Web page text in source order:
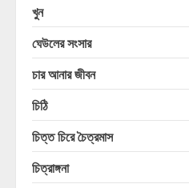
খুন
ঘেউলের সংসার
চার আনার জীবন
চিঠি
চিত্ত চিরে চৈত্রমাস
চিত্রাঙ্গনা